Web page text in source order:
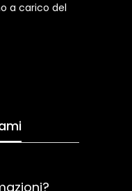
a carico del